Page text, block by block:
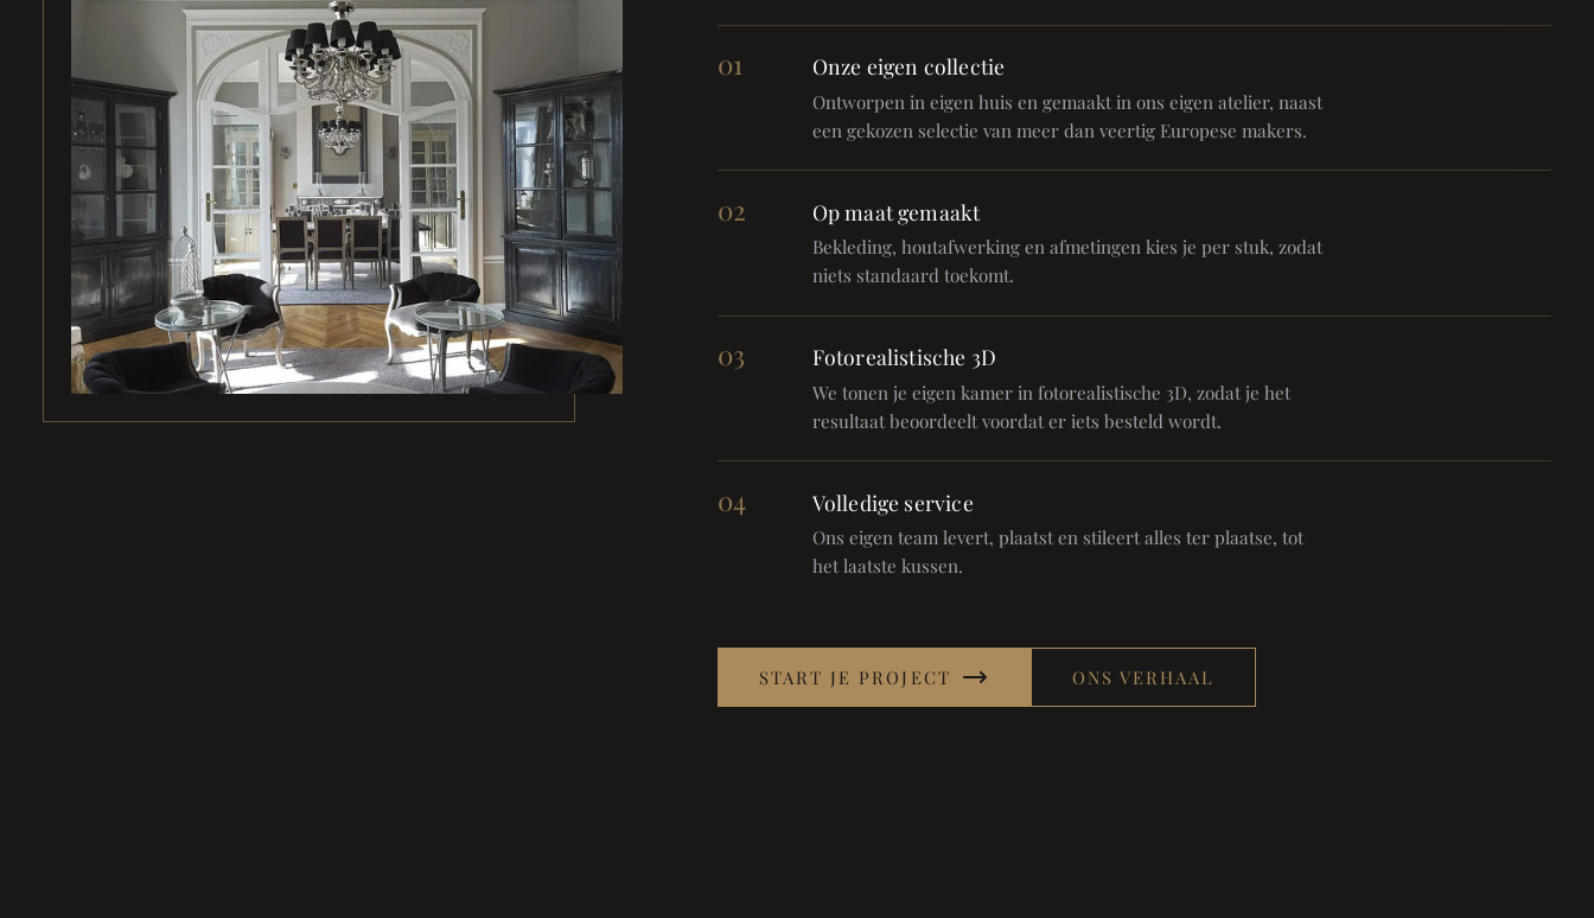
01 Onze eigen collectie
Ontworpen in eigen huis en gemaakt in ons eigen atelier, naast
een gekozen selectie van meer dan veertig Europese makers.
02 Op maat gemaakt
Bekleding, houtafwerking en afmetingen kies je per stuk, zodat
niets standaard toekomt.
03 Fotorealistische 3D
We tonen je eigen kamer in fotorealistische 3D, zodat je het
resultaat beoordeelt voordat er iets besteld wordt.
04 Volledige service
Ons eigen team levert, plaatst en stileert alles ter plaatse, tot
het laatste kussen.
START JE PROJECT ONS VERHAAL